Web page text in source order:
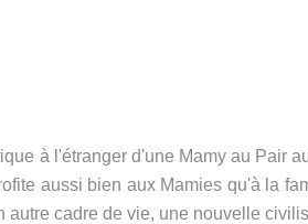
à l'étranger d'une Mamy au Pair
aussi bien aux Mamies qu'à la
autre cadre de vie, une nouvelle